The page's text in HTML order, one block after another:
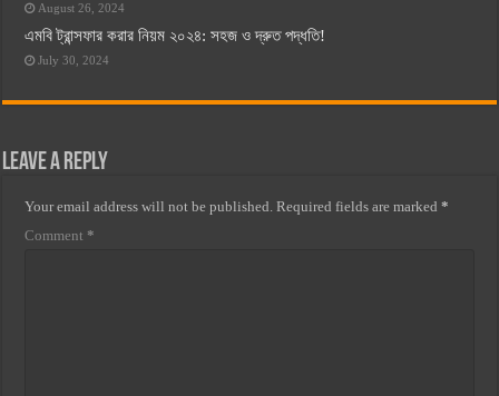
August 26, 2024
এমবি ট্রান্সফার করার নিয়ম ২০২৪: সহজ ও দ্রুত পদ্ধতি!
July 30, 2024
Leave a Reply
Your email address will not be published. Required fields are marked*
Comment *